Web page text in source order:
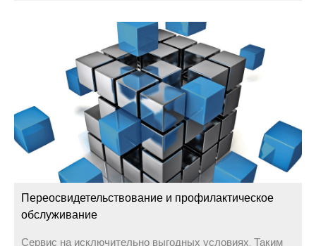
Переосвидетельствование и профилактическое
обслуживание
Сервис на исключительно выгодных условиях. Таким